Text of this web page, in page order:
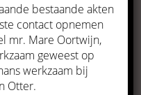
bestaande akten
contact opnemen
mr. Mare Oortwijn,
geweest op
werkzaam bij
Otter.